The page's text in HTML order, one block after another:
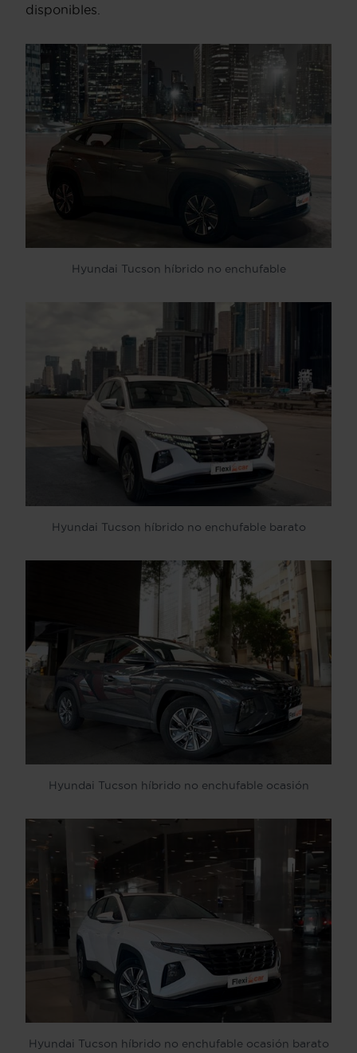
disponibles.
Hyundai Tucson híbrido no enchufable
Hyundai Tucson híbrido no enchufable barato
Hyundai Tucson híbrido no enchufable ocasión
Hyundai Tucson híbrido no enchufable ocasión barato